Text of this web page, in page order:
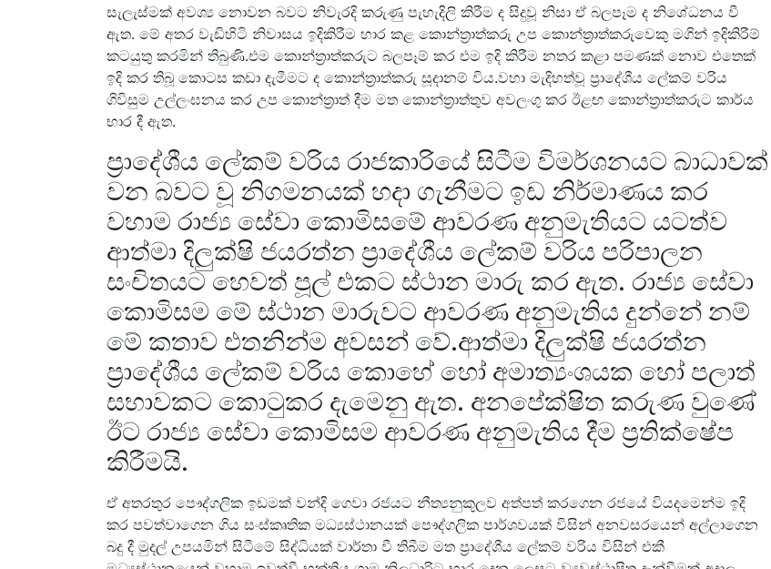
සැලැස්මක් අවශ්‍ය නොවන බවට නිවැරදි කරුණු පැහැදිලි කිරීම ද සිදුවූ නිසා ඒ බලපෑම ද නිශේධනය වී
ඇත. මේ අතර වැඩිහිටි නිවාසය ඉදිකිරීම හාර කළ කොන්ත්‍රාත්කරු උප කොන්ත්‍රාත්කරුවෙකු මගින් ඉදිකිරීම්
කටයුතු කරමින් තිබුණි.එම කොන්ත්‍රාත්කරුට බලපෑම් කර එම ඉදි කිරීම නතර කළා පමණක් නොව එතෙක්
ඉදි කර තිබූ කොටස කඩා දැමීමට ද කොන්ත්‍රාත්කරු සූදානම් විය.වහා මැදිහත්වූ ප්‍රාදේශීය ලේකම් වරිය
ගිවිසුම උල්ලංඝනය කර උප කොන්ත්‍රාත් දීම මත කොන්ත්‍රාත්තුව අවලංගු කර ඊළඟ කොන්ත්‍රාත්කරුට කාර්ය
භාර දී ඇත.
ප්‍රාදේශීය ලේකම් වරිය රාජකාරියේ සිටීම විමර්ශනයට බාධාවක්
වන බවට වූ නිගමනයක් හදා ගැනීමට ඉඩ නිර්මාණය කර
වහාම රාජ්‍ය සේවා කොමිසමේ ආවරණ අනුමැතියට යටත්ව
ආත්මා දිලුක්ෂි ජයරත්න ප්‍රාදේශීය ලේකම් වරිය පරිපාලන
සංචිතයට හෙවත් පූල් එකට ස්ථාන මාරු කර ඇත. රාජ්‍ය සේවා
කොමිසම මේ ස්ථාන මාරුවට ආවරණ අනුමැතිය දුන්නේ නම්
මේ කතාව එතනින්ම අවසන් වේ.ආත්මා දිලුක්ෂි ජයරත්න
ප්‍රාදේශීය ලේකම් වරිය කොහේ හෝ අමාත්‍යංශයක හෝ පලාත්
සභාවකට කොටුකර දැමෙනු ඇත. අනපේක්ෂිත කරුණ වුණේ
ඊට රාජ්‍ය සේවා කොමිසම ආවරණ අනුමැතිය දීම ප්‍රතික්ෂේප
කිරීමයි.
ඒ අතරතුර පෞද්ගලික ඉඩමක් වන්දි ගෙවා රජයට නීත්‍යනුකූලව අත්පත් කරගෙන රජයේ වියදමෙන්ම ඉදි
කර පවත්වාගෙන ගිය සංස්කෘතික මධ්‍යස්ථානයක් පෞද්ගලික පාර්ශවයක් විසින් අනවසරයෙන් අල්ලාගෙන
බදු දී මුදල් උපයමින් සිටීමේ සිද්ධියක් වාර්තා වී තිබීම මත ප්‍රාදේශීය ලේකම් වරිය විසින් එකී